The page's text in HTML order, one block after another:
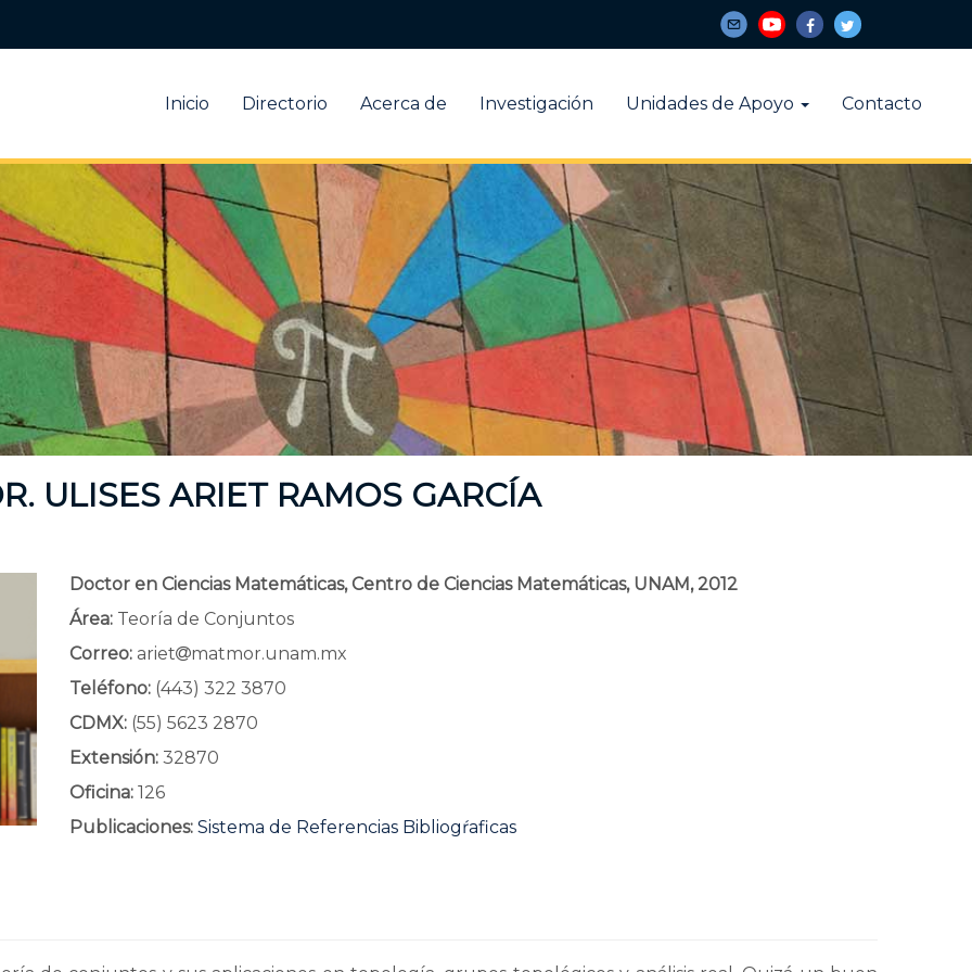
Inicio Directorio Acerca de Investigación Unidades de Apoyo Contacto
ULISES ARIET RAMOS GARCÍA
Doctor en Ciencias Matemáticas, Centro de Ciencias Matemáticas, UNAM, 2012
Área: Teoría de Conjuntos
Correo: ariet
matmor.unam.mx
Teléfono: (443) 322 3870
CDMX: (55) 5623 2870
Extensión: 32870
Oficina: 126
Publicaciones: Sistema de Referencias Bibliogŕaficas